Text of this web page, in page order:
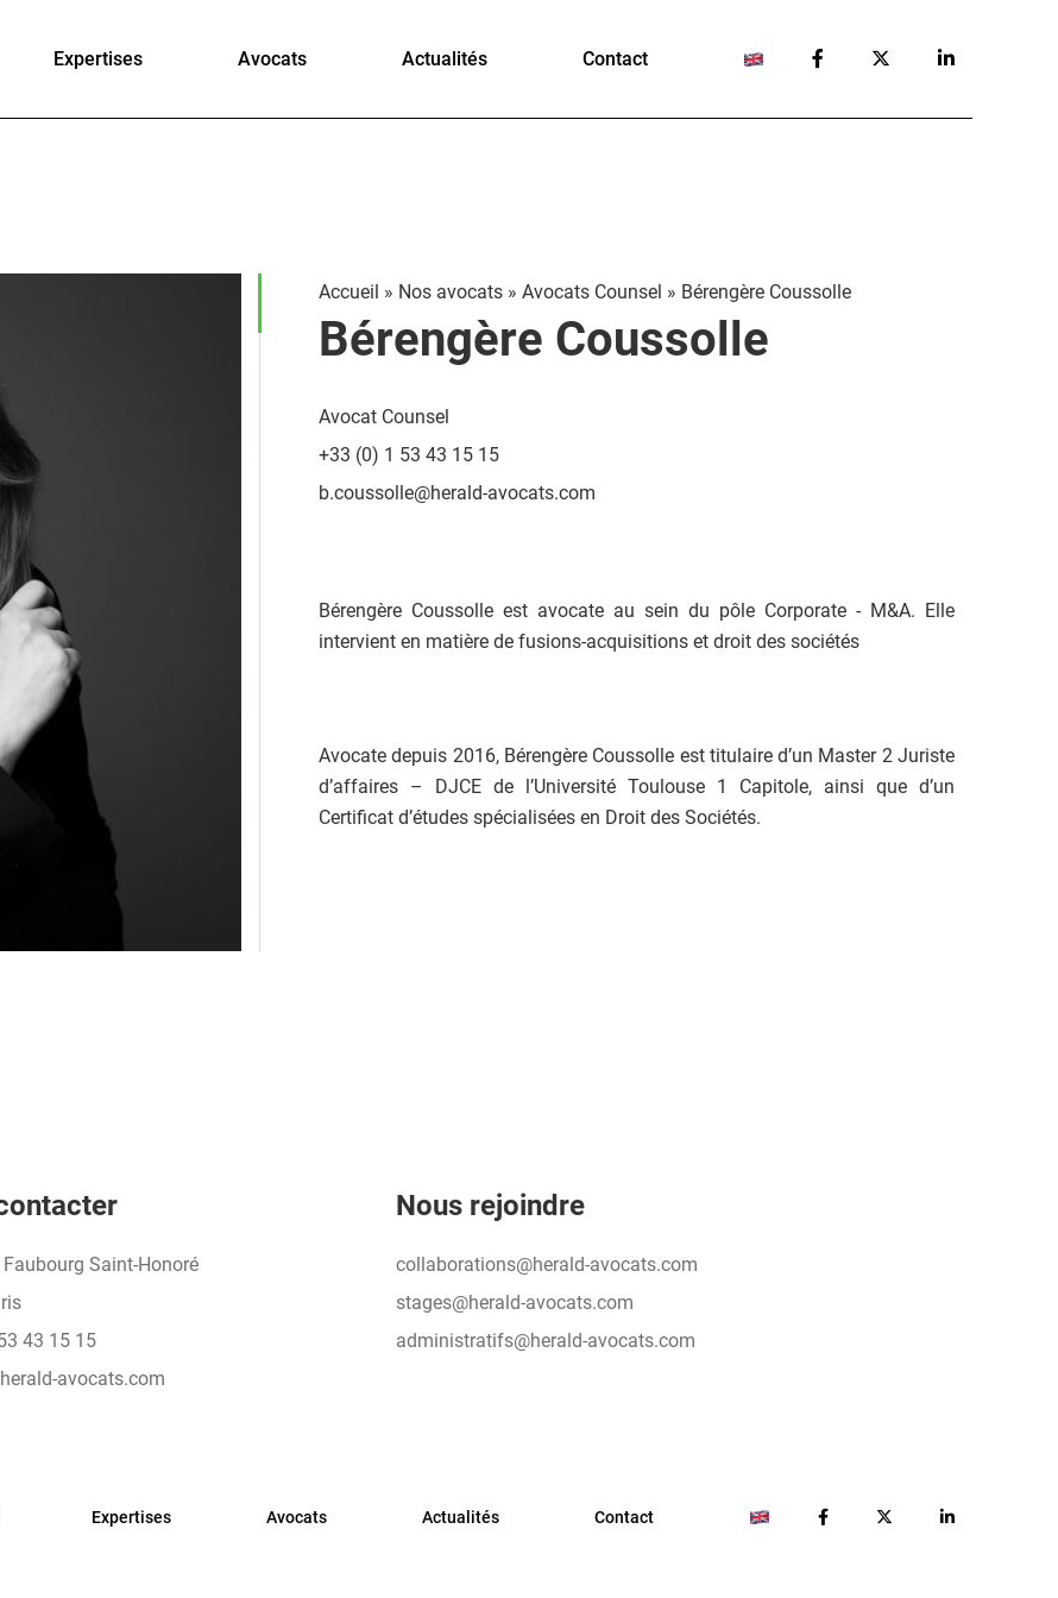
Expertises Avocats Actualités Contact
Accueil » Nos avocats » Avocats Counsel » Bérengère Coussolle
Bérengère Coussolle
Avocat Counsel
+33 (0) 1 53 43 15 15
b.coussolle@herald-avocats.com
Bérengère Coussolle est avocate au sein du pôle Corporate - M&A. Elle
intervient en matière de fusions-acquisitions et droit des sociétés
Avocate depuis 2016, Bérengère Coussolle est titulaire d’un Master 2 Juriste
d’affaires – DJCE de l’Université Toulouse 1 Capitole, ainsi que d’un
Certificat d’études spécialisées en Droit des Sociétés.
Saint-Honoré
43 15 15
avocats.com
Nous rejoindre
collaborations@herald-avocats.com
stages@herald-avocats.com
administratifs@herald-avocats.com
Expertises Avocats Actualités Contact